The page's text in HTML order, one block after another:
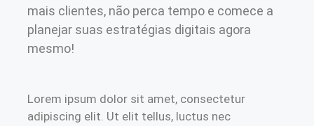
mais clientes, não perca tempo e comece a
planejar suas estratégias digitais agora
mesmo!
Lorem ipsum dolor sit amet, consectetur
adipiscing elit. Ut elit tellus, luctus nec